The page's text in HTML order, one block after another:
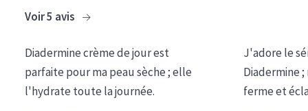
Crème pour les Yeux
Sérum
Voir 5 avis
Diadermine crème de jour est
parfaite pour ma peau sèche ; elle
l'hydrate toute la journée.
J'adore le
Diadermine
ferme et